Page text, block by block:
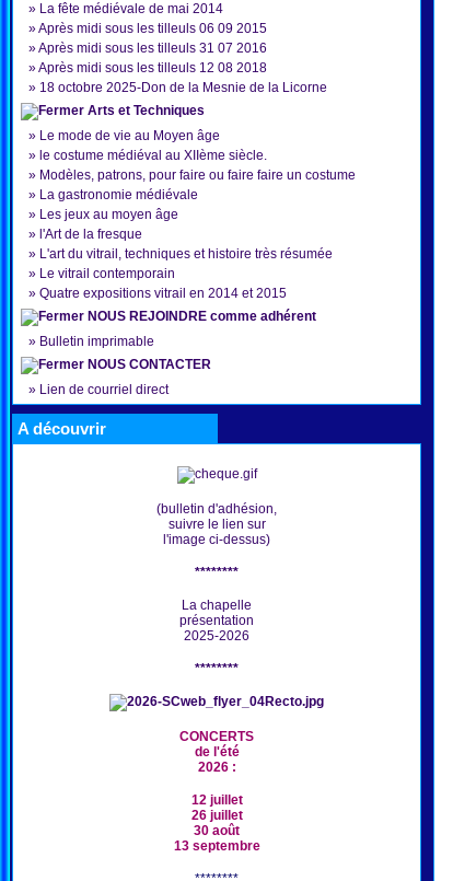
» La fête médiévale de mai 2014
»Après midi sous les tilleuls 06 09 2015
»Après midi sous les tilleuls 31 07 2016
»Après midi sous les tilleuls 12 08 2018
» 18 octobre 2025-Don de la Mesnie de la Licorne
Arts et Techniques
» Le mode de vie au Moyen âge
» le costume médiéval au XIIème siècle.
» Modèles, patrons, pour faire ou faire faire un costume
» La gastronomie médiévale
» Les jeux au moyen âge
» l'Art de la fresque
» L'art du vitrail, techniques et histoire très résumée
» Le vitrail contemporain
» Quatre expositions vitrail en 2014 et 2015
NOUS REJOINDRE comme adhérent
» Bulletin imprimable
NOUS CONTACTER
» Lien de courriel direct
A découvrir
(bulletin d'adhésion,
suivre le lien sur
l'image ci-dessus)
********
La chapelle
présentation
2025-2026
********
CONCERTS
de l'été
2026 :
12 juillet
26 juillet
30 août
13 septembre